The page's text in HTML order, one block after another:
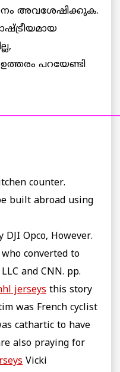
അവശേഷിക്കുക.
പറയേണ്ടി
counter.
built abroad using
Opco, However.
converted to
and CNN. pp.
jerseys this story
was French cyclist
cathartic to have
also praying for
Vicki